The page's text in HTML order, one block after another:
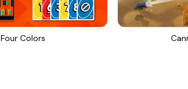
Four Colors